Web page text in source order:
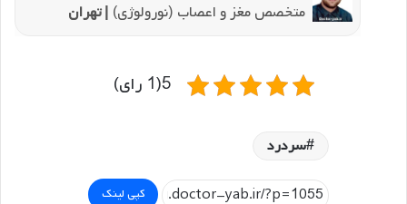
متخصص مغز و اعصاب (نورولوژی) | تهران
5(1 رای)
سردرد
کپی لینک